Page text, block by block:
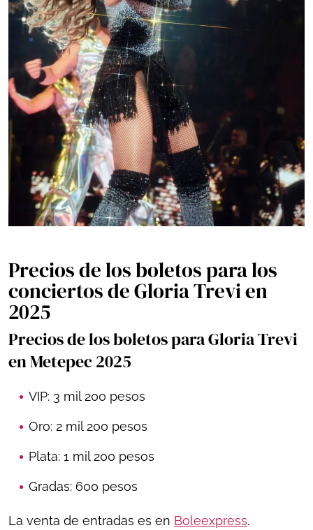
Precios de los boletos para los
conciertos de Gloria Trevi en
2025
Precios de los boletos para Gloria Trevi
en Metepec 2025
VIP: 3 mil 200 pesos
Oro: 2 mil 200 pesos
Plata: 1 mil 200 pesos
Gradas: 600 pesos
La venta de entradas es en Boleexpress.